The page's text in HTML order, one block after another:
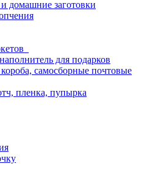
домашние заготовки
для подарков
самосборные почтовые
пленка, пупырка